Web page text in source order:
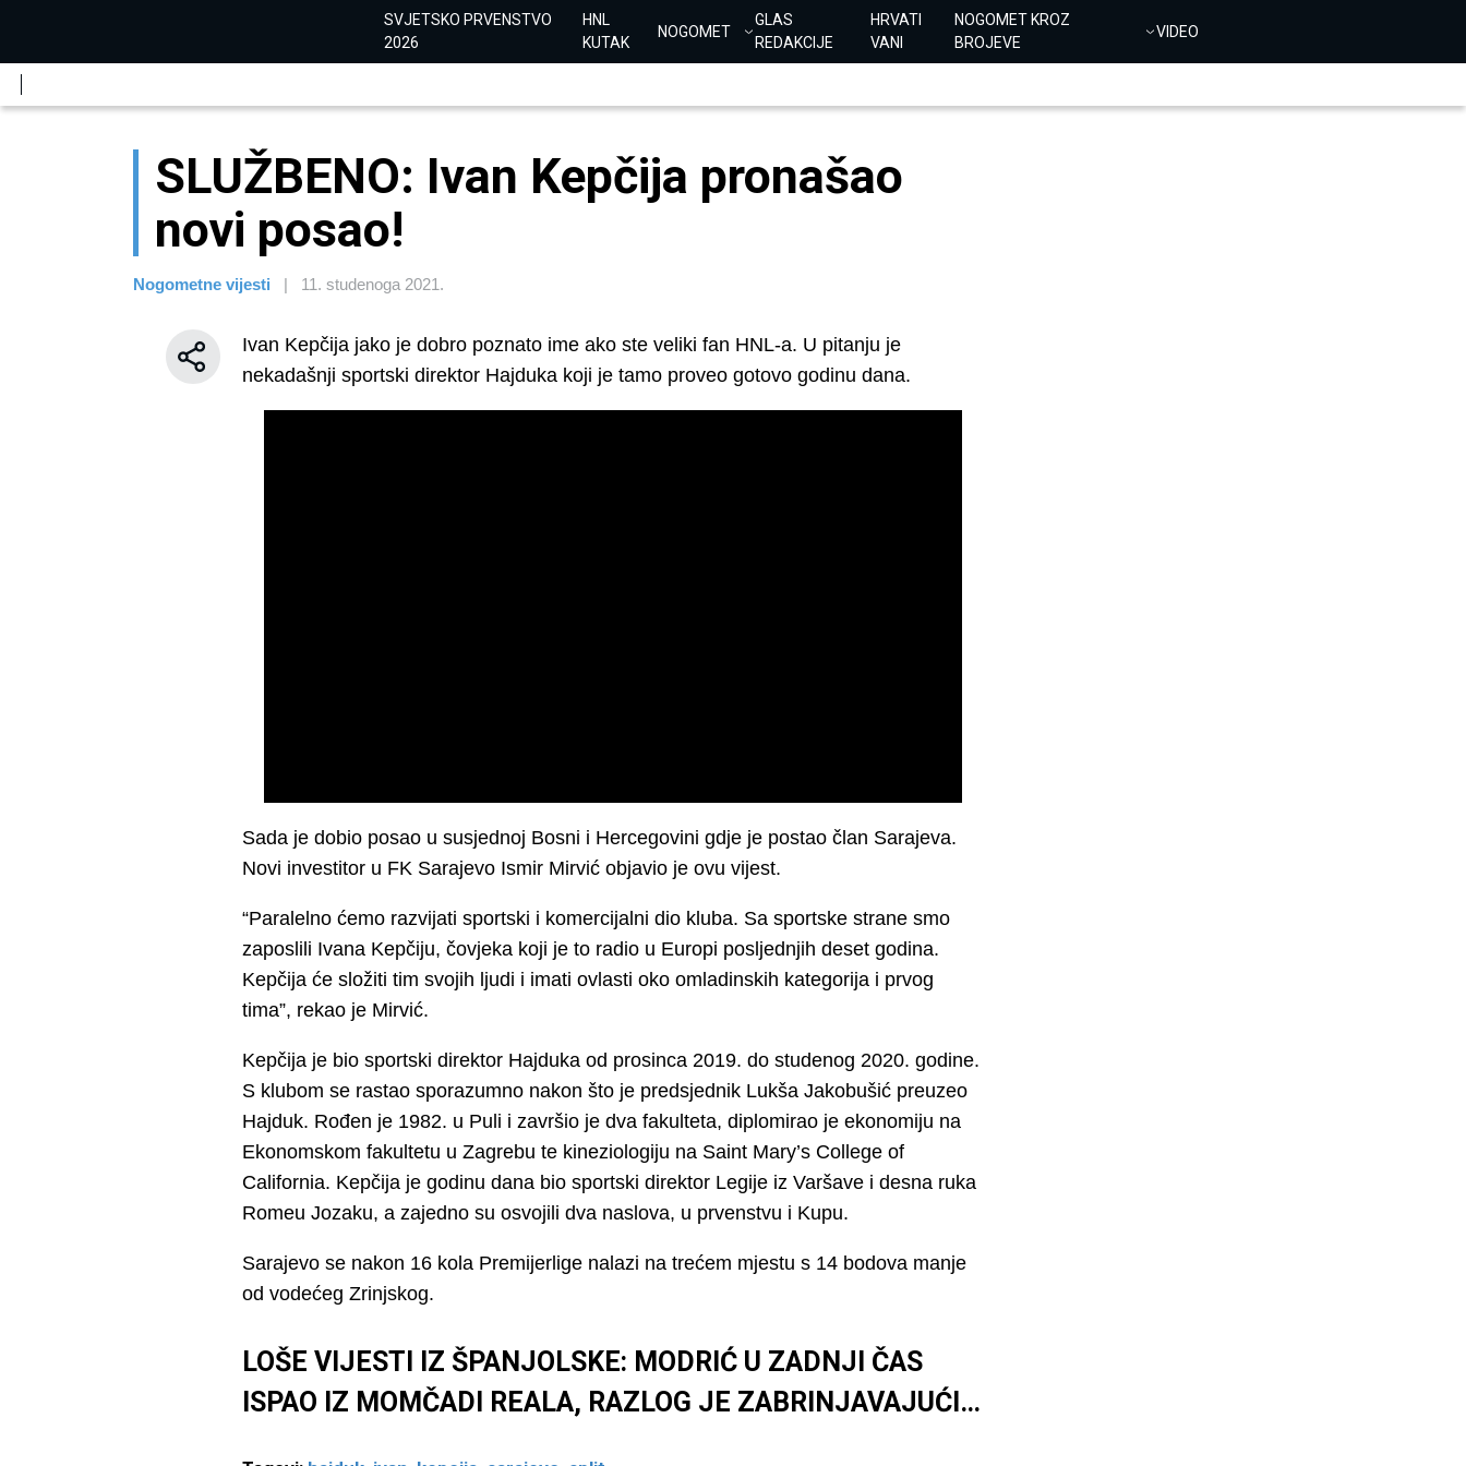
SVJETSKO PRVENSTVO
2026
HNL
KUTAK
NOGOMET
GLAS
REDAKCIJE
HRVATI
VANI
NOGOMET KROZ
BROJEVE
VIDEO
SLUŽBENO: Ivan Kepčija pronašao
novi posao!
Nogometne vijesti | 11. studenoga 2021.
Ivan Kepčija jako je dobro poznato ime ako ste veliki fan HNL-a. U pitanju je
nekadašnji sportski direktor Hajduka koji je tamo proveo gotovo godinu dana.
Sada je dobio posao u susjednoj Bosni i Hercegovini gdje je postao član Sarajeva.
Novi investitor u FK Sarajevo Ismir Mirvić objavio je ovu vijest.
“Paralelno ćemo razvijati sportski i komercijalni dio kluba. Sa sportske strane smo
zaposlili Ivana Kepčiju, čovjeka koji je to radio u Europi posljednjih deset godina.
Kepčija će složiti tim svojih ljudi i imati ovlasti oko omladinskih kategorija i prvog
tima”, rekao je Mirvić.
Kepčija je bio sportski direktor Hajduka od prosinca 2019. do studenog 2020. godine.
S klubom se rastao sporazumno nakon što je predsjednik Lukša Jakobušić preuzeo
Hajduk. Rođen je 1982. u Puli i završio je dva fakulteta, diplomirao je ekonomiju na
Ekonomskom fakultetu u Zagrebu te kineziologiju na Saint Mary’s College of
California. Kepčija je godinu dana bio sportski direktor Legije iz Varšave i desna ruka
Romeu Jozaku, a zajedno su osvojili dva naslova, u prvenstvu i Kupu.
Sarajevo se nakon 16 kola Premijerlige nalazi na trećem mjestu s 14 bodova manje
od vodećeg Zrinjskog.
LOŠE VIJESTI IZ ŠPANJOLSKE: MODRIĆ U ZADNJI ČAS
ISPAO IZ MOMČADI REALA, RAZLOG JE ZABRINJAVAJUĆI…